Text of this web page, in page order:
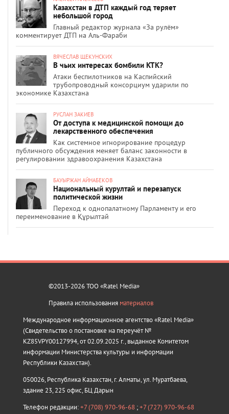
Казахстан в ДТП каждый год теряет
небольшой город
Главный редактор журнала «За рулём»
комментирует ДТП на Аль-Фараби
ВЯЧЕСЛАВ ЩЕКУНСКИХ
В чьих интересах бомбили КТК?
Атаки беспилотников на Каспийский
трубопроводный консорциум ударили по
экономике Казахстана
РУСЛАН ЗАКИЕВ
От доступа к медицинской помощи до
лекарственного обеспечения
Как системное игнорирование процедур
публичного обсуждения меняет баланс законности в
регулировании здравоохранения Казахстана
БАУЫРЖАН АЙНАБЕКОВ
Национальный курултай и перезапуск
политической жизни
Переход к однопалатному Парламенту и его
переименование в Құрылтай
©2013-2026 ТОО «Ratel Media»
Правила использования материалов
Международное информационное агентство «Ratel Media»
(Свидетельство о постановке на переучёт №
KZ85VPY00127994, от 02.09.2025 г., выданное Комитетом
информации Министерства культуры и информации
Республики Казахстан).
050026, Республика Казахстан, г. Алматы, ул. Муратбаева,
здание 23, 225 офис, БЦ Дарын
Телефон редакции:+7 (708) 970-96-68 ;+7 (727) 970-96-68